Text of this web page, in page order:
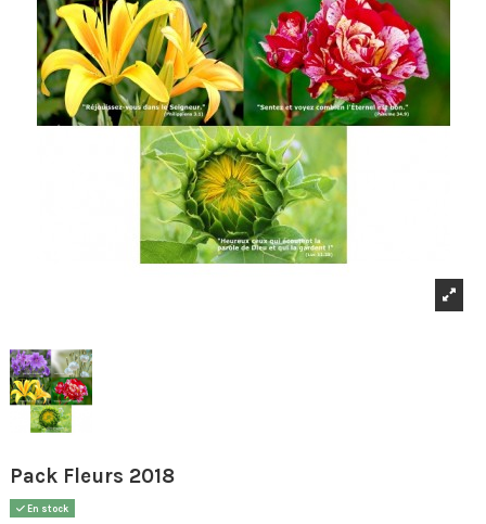
Pack Fleurs 2018
En stock